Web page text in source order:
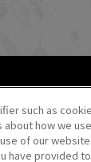
CO.,LTD. ALL
©創通・サンライ
©SOTSU・
・GAME
Creatures
such as
how we
of our
have provided